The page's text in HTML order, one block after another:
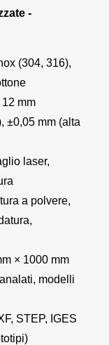
-
(304, 316),
mm
±0,05 mm (alta
laser,
a polvere,
× 1000 mm
modelli
STEP, IGES